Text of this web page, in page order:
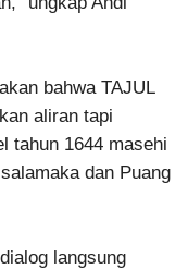
bahwa TAJUL
aliran tapi
tahun 1644 masehi
dan Puang
langsung